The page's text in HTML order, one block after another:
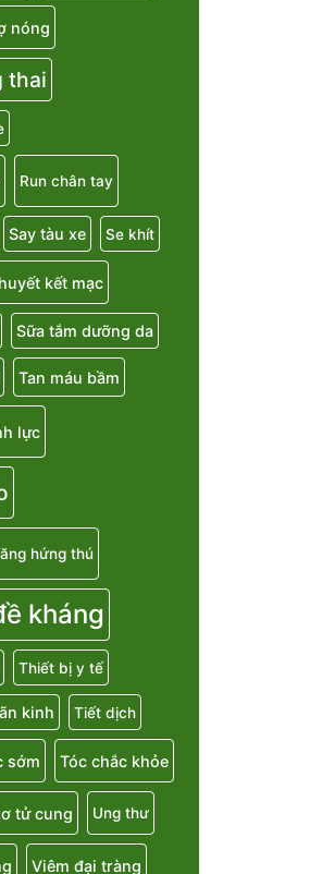
nóng
thai
Run chân tay
Say tàu xe Se khít
kết mạc
Sữa tắm dưỡng da
Tan máu bầm
lực
hứng thú
kháng
Thiết bị y tế
kinh Tiết dịch
sớm Tóc chắc khỏe
tử cung Ung thư
Viêm đại tràng